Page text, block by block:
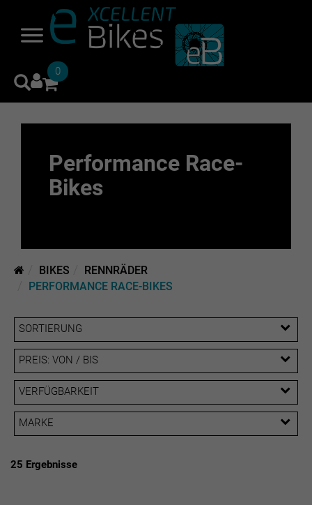
0
Performance Race-
Bikes
BIKES
RENNRÄDER
PERFORMANCE RACE-BIKES
SORTIERUNG
PREIS: VON / BIS
EUR
EUR
PREISFILTER ANWENDEN
VERFÜGBARKEIT
MARKE
25 Ergebnisse